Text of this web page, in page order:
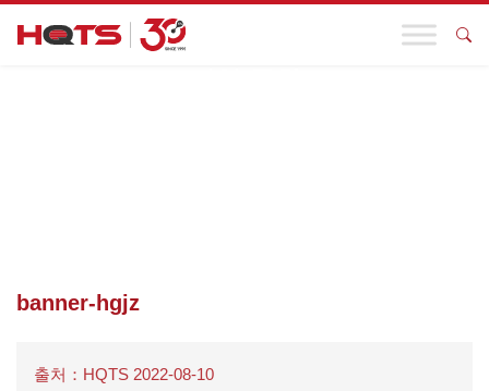
banner-hgjz
출처：HQTS 2022-08-10